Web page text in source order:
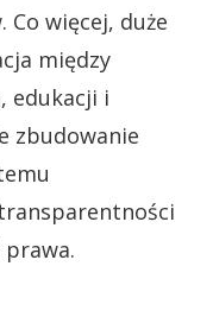
Co więcej, duże
między
edukacji i
zbudowanie